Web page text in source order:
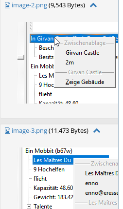
image-2.png(9,543 Bytes)
image-3.png(11,473 Bytes)